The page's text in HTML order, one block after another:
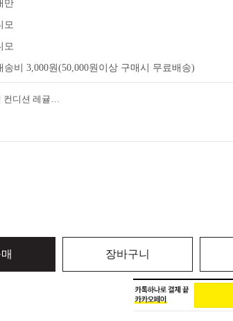
만
모
모
송비 3,000원(50,000원이상 구매시 무료배송)
니모 텐서 익스트림 컨디션 레귤러/머미 에어매트
장바구니